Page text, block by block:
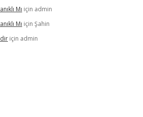
Mı için admin
Mı için Şahin
için admin